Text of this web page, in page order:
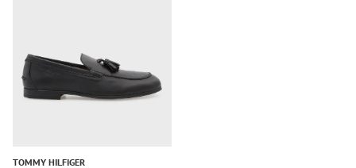
TOMMY HILFIGER